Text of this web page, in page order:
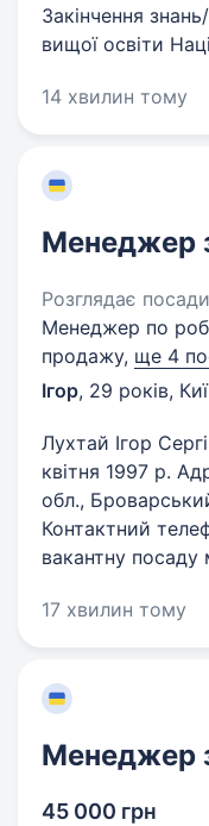
Закінчення
вищої освіти
14 хвилин тому
Менеджер
Розглядає
Менеджер по
продажу, ще 4
Ігор, 29 років,
Лухтай Ігор
квітня 1997 р.
обл.,
Контактний
вакантну
17 хвилин тому
Менеджер
45 000 грн